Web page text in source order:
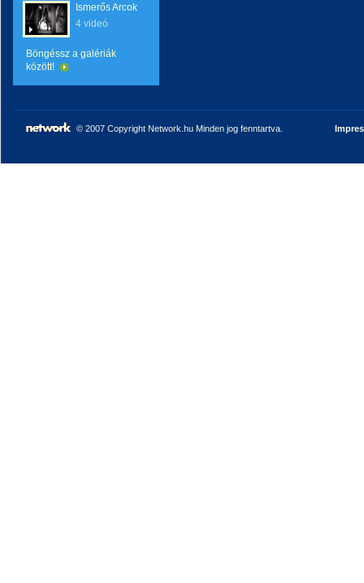
Ismerős Arcok
4 videó
Böngéssz a galériák
között!
© 2007 Copyright Network.hu Minden jog fenntartva.